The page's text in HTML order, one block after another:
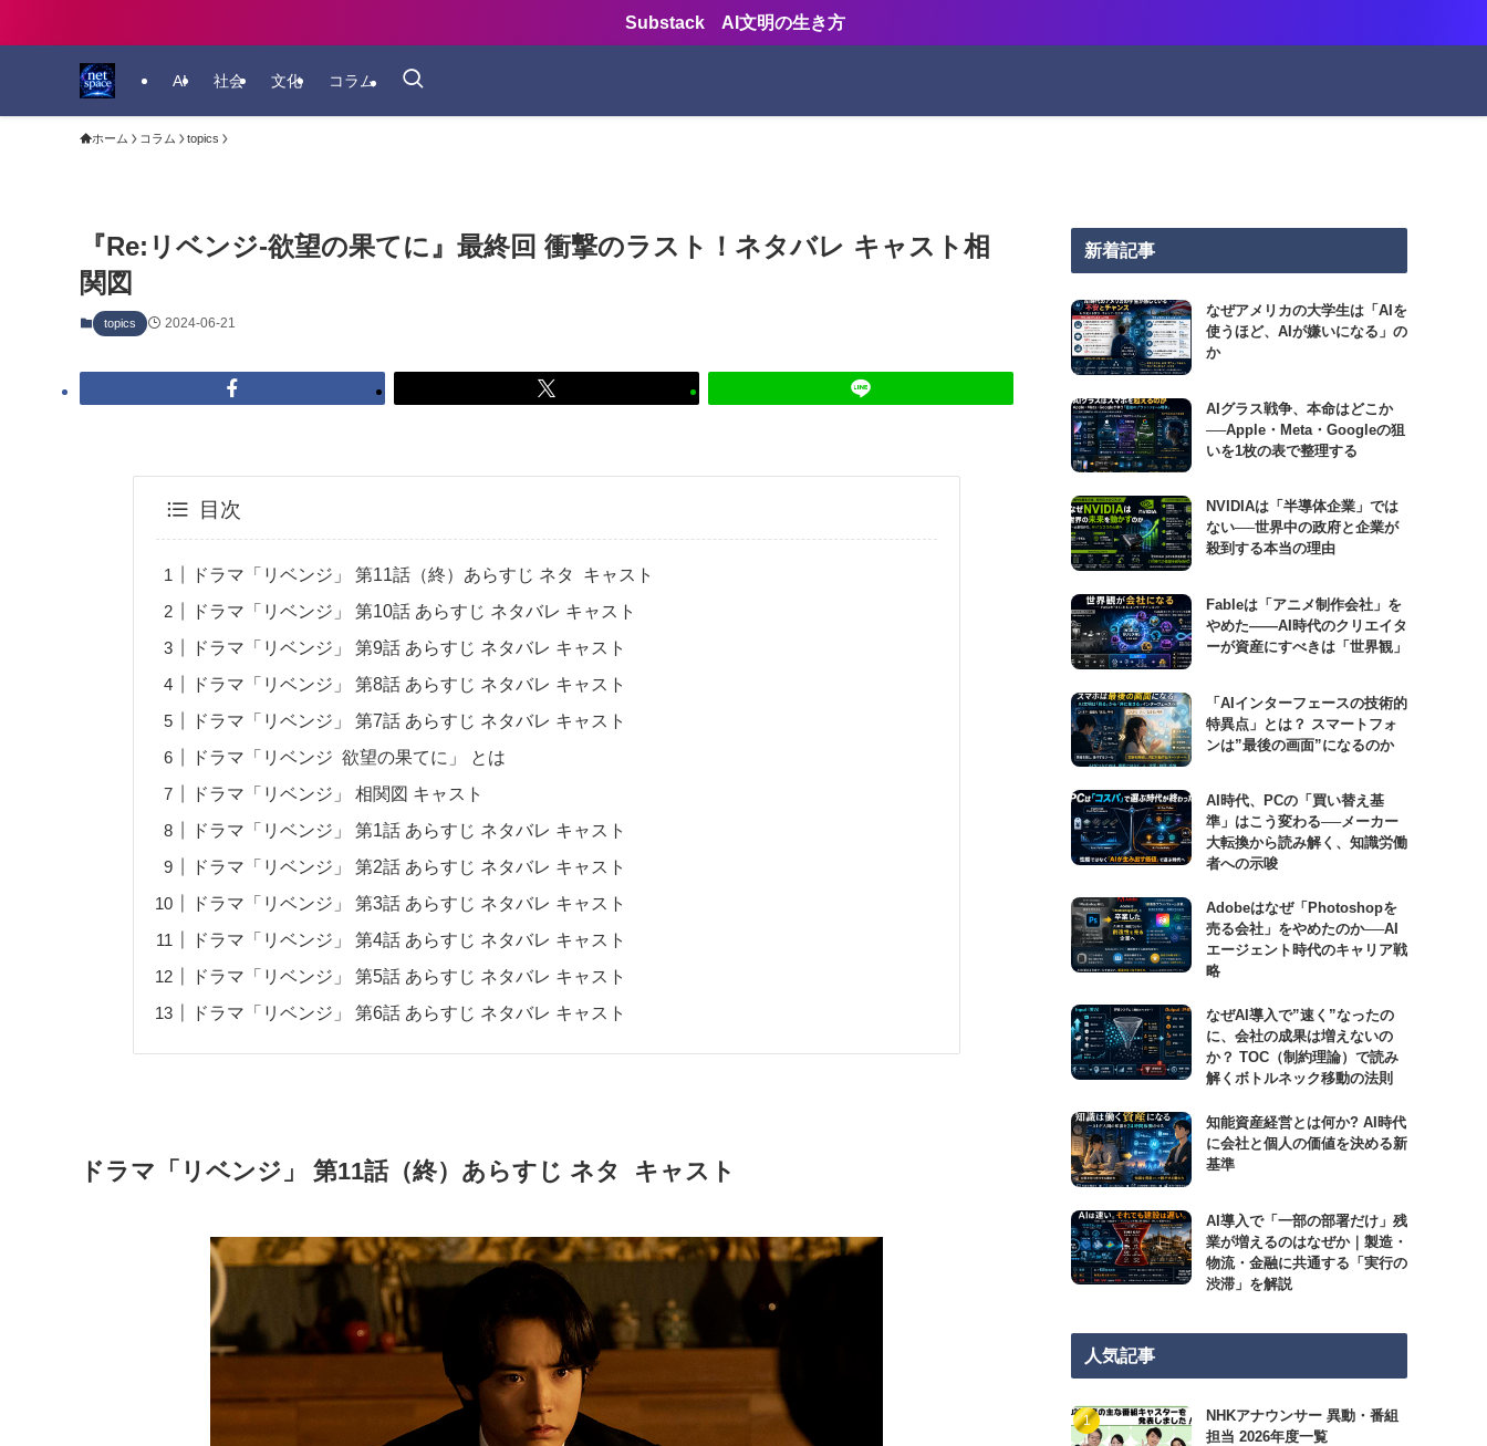
Substack AI文明の生き方
AI 社会 文化 コラム
ホーム コラム topics
『Re:リベンジ-欲望の果てに』最終回 衝撃のラスト！ネタバレ キャスト相
関図
topics 2024-06-21
目次
ドラマ「リベンジ」 第11話（終）あらすじ ネタ キャスト
ドラマ「リベンジ」 第10話 あらすじ ネタバレ キャスト
ドラマ「リベンジ」 第9話 あらすじ ネタバレ キャスト
ドラマ「リベンジ」 第8話 あらすじ ネタバレ キャスト
ドラマ「リベンジ」 第7話 あらすじ ネタバレ キャスト
ドラマ「リベンジ 欲望の果てに」 とは
ドラマ「リベンジ」 相関図 キャスト
ドラマ「リベンジ」 第1話 あらすじ ネタバレ キャスト
ドラマ「リベンジ」 第2話 あらすじ ネタバレ キャスト
ドラマ「リベンジ」 第3話 あらすじ ネタバレ キャスト
ドラマ「リベンジ」 第4話 あらすじ ネタバレ キャスト
ドラマ「リベンジ」 第5話 あらすじ ネタバレ キャスト
ドラマ「リベンジ」 第6話 あらすじ ネタバレ キャスト
ドラマ「リベンジ」 第11話（終）あらすじ ネタ キャスト
新着記事
なぜアメリカの大学生は「AIを
使うほど、AIが嫌いになる」の
か
AIグラス戦争、本命はどこか
──Apple・Meta・Googleの狙
いを1枚の表で整理する
NVIDIAは「半導体企業」では
ない──世界中の政府と企業が
殺到する本当の理由
Fableは「アニメ制作会社」を
やめた――AI時代のクリエイタ
ーが資産にすべきは「世界観」
「AIインターフェースの技術的
特異点」とは？ スマートフォ
ンは”最後の画面”になるのか
AI時代、PCの「買い替え基
準」はこう変わる──メーカー
大転換から読み解く、知識労働
者への示唆
Adobeはなぜ「Photoshopを
売る会社」をやめたのか──AI
エージェント時代のキャリア戦
略
なぜAI導入で”速く”なったの
に、会社の成果は増えないの
か？ TOC（制約理論）で読み
解くボトルネック移動の法則
知能資産経営とは何か? AI時代
に会社と個人の価値を決める新
基準
AI導入で「一部の部署だけ」残
業が増えるのはなぜか｜製造・
物流・金融に共通する「実行の
渋滞」を解説
人気記事
NHKアナウンサー 異動・番組
担当 2026年度一覧